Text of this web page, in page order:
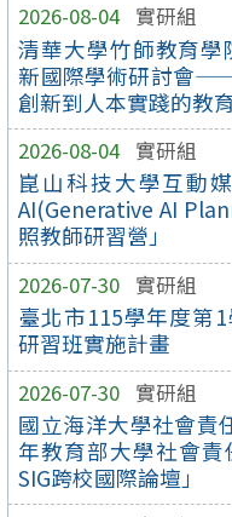
2026-08-04 實研組
清華大學竹師教育
新國際學術研討會
創新到人本實踐的教
2026-08-04 實研組
崑山科技大學互動
AI(Generative AI
照教師研習營」
2026-07-30 實研組
臺北市115學年度第
研習班實施計畫
2026-07-30 實研組
國立海洋大學社會責
年教育部大學社會
SIG跨校國際論壇」